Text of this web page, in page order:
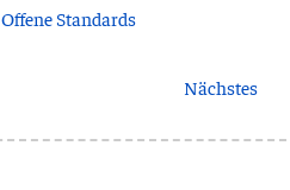
Offene Standards
Nächstes